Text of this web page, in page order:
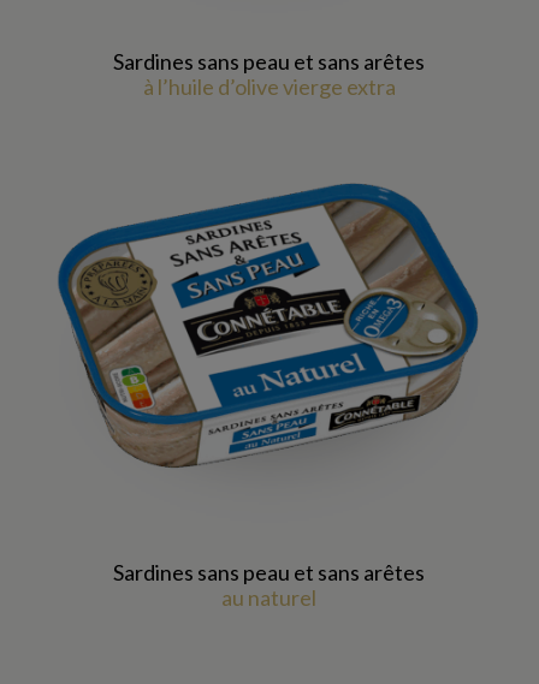
Sardines sans peau et sans arêtes
à l’huile d’olive vierge extra
Sardines sans peau et sans arêtes
au naturel